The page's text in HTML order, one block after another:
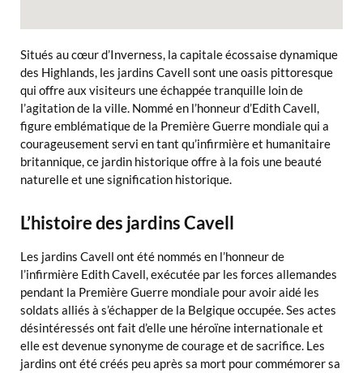
Situés au cœur d’Inverness, la capitale écossaise dynamique
des Highlands, les jardins Cavell sont une oasis pittoresque
qui offre aux visiteurs une échappée tranquille loin de
l’agitation de la ville. Nommé en l’honneur d’Edith Cavell,
figure emblématique de la Première Guerre mondiale qui a
courageusement servi en tant qu’infirmière et humanitaire
britannique, ce jardin historique offre à la fois une beauté
naturelle et une signification historique.
L’histoire des jardins Cavell
Les jardins Cavell ont été nommés en l’honneur de
l’infirmière Edith Cavell, exécutée par les forces allemandes
pendant la Première Guerre mondiale pour avoir aidé les
soldats alliés à s’échapper de la Belgique occupée. Ses actes
désintéressés ont fait d’elle une héroïne internationale et
elle est devenue synonyme de courage et de sacrifice. Les
jardins ont été créés peu après sa mort pour commémorer sa